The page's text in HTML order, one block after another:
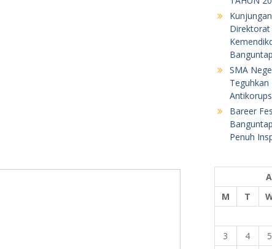
Direktorat
SMA
Bareer
Penuh
M
T
3
4 5